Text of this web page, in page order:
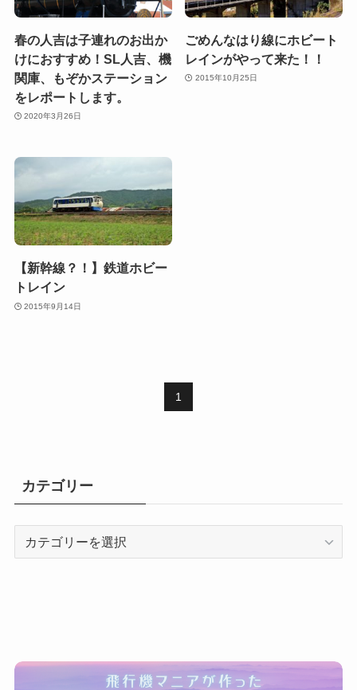
春の人吉は子連れのお出か
けにおすすめ！SL人吉、機
関庫、もぞかステーション
をレポートします。
2020年3月26日
ごめんなはり線にホビート
レインがやって来た！！
2015年10月25日
【新幹線？！】鉄道ホビー
トレイン
2015年9月14日
1
カテゴリー